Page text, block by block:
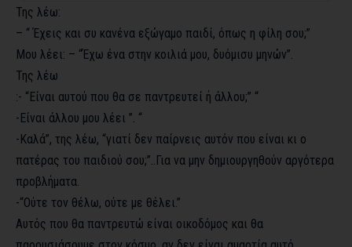
Της λέω:
– “ Έχεις και συ κανένα εξώγαμο παιδί, όπως η φίλη σου;”
Μου λέει: – “Έχω ένα στην κοιλιά μου, δυόμισυ μηνών”.
Της λέω
:- “Είναι αυτού που θα σε παντρευτεί ή άλλου;” “
-Είναι άλλου μου λέει ”. “
-Καλά”, της λέω, “γιατί δεν παίρνεις αυτόν που είναι κι ο
πατέρας του παιδιού σου;”..Για να μην δημιουργηθούν αργότερα
προβλήματα.
-“Ούτε τον θέλω, ούτε με θέλει.”
Αυτός που θα παντρευτώ είναι οικοδόμος και θα